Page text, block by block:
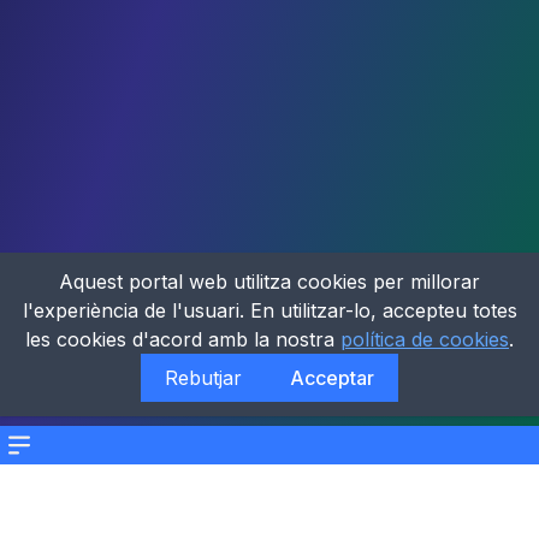
Menu
Aquest portal web utilitza cookies per millorar
l'experiència de l'usuari. En utilitzar-lo, accepteu totes
les cookies d'acord amb la nostra política de cookies.
Rebutjar
Acceptar